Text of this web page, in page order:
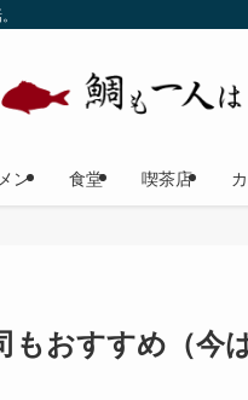
ン 食堂 喫茶店
おすすめ（今